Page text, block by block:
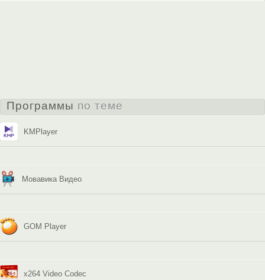
Программы по теме
KMPlayer
Мовавика Видео
GOM Player
x264 Video Codec